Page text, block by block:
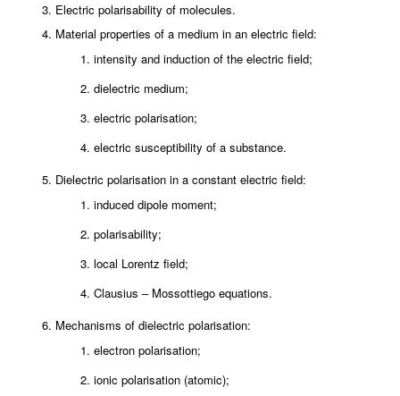
Electric polarisability of molecules.
Material properties of a medium in an electric field:
intensity and induction of the electric field;
dielectric medium;
electric polarisation;
electric susceptibility of a substance.
Dielectric polarisation in a constant electric field:
induced dipole moment;
polarisability;
local Lorentz field;
Clausius – Mossottiego equations.
Mechanisms of dielectric polarisation:
electron polarisation;
ionic polarisation (atomic);